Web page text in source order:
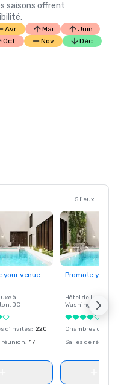
saisons offrent
Avr. Mai
Juin
Oct. Nov. Déc.
5 lieux
your venue
à
, DC
d'invités: 220
réunion: 17
Promote your
Hôtel de luxe à
Washington
Chambres
Salles de réunion